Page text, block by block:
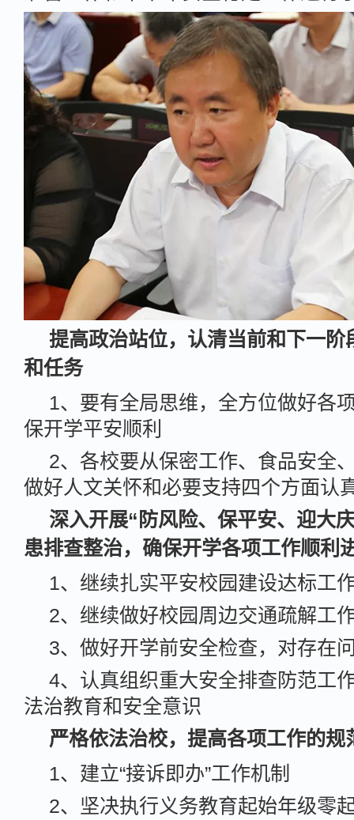
提高政治站位，认清当前和下一阶
和任务
1、要有全局思维，全方位做好各
保开学平安顺利
2、各校要从保密工作、食品安全
做好人文关怀和必要支持四个方面认
深入开展“防风险、保平安、迎大
患排查整治，确保开学各项工作顺利
1、继续扎实平安校园建设达标工
2、继续做好校园周边交通疏解工
3、做好开学前安全检查，对存在
4、认真组织重大安全排查防范工
法治教育和安全意识
严格依法治校，提高各项工作的规
1、建立“接诉即办”工作机制
2、坚决执行义务教育起始年级零